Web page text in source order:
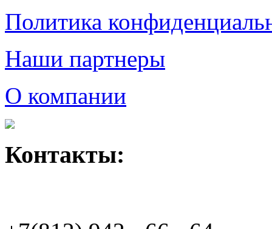
Политика
Наши партнеры
О компании
Контакты: